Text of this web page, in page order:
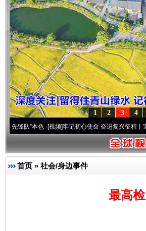
4
3
2
1
本色·[视频]牢记初心使命 奋进复兴征程丨宝塔山下好
首页 » 社会/身边事件
最高